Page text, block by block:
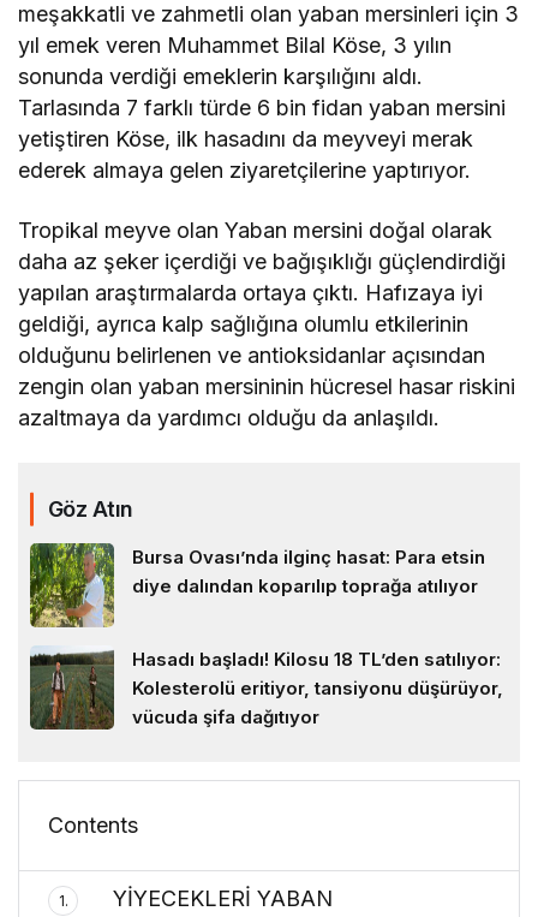
meşakkatli ve zahmetli olan yaban mersinleri için 3
yıl emek veren Muhammet Bilal Köse, 3 yılın
sonunda verdiği emeklerin karşılığını aldı.
Tarlasında 7 farklı türde 6 bin fidan yaban mersini
yetiştiren Köse, ilk hasadını da meyveyi merak
ederek almaya gelen ziyaretçilerine yaptırıyor.
Tropikal meyve olan Yaban mersini doğal olarak
daha az şeker içerdiği ve bağışıklığı güçlendirdiği
yapılan araştırmalarda ortaya çıktı. Hafızaya iyi
geldiği, ayrıca kalp sağlığına olumlu etkilerinin
olduğunu belirlenen ve antioksidanlar açısından
zengin olan yaban mersininin hücresel hasar riskini
azaltmaya da yardımcı olduğu da anlaşıldı.
Göz Atın
Bursa Ovası’nda ilginç hasat: Para etsin
diye dalından koparılıp toprağa atılıyor
Hasadı başladı! Kilosu 18 TL’den satılıyor:
Kolesterolü eritiyor, tansiyonu düşürüyor,
vücuda şifa dağıtıyor
Contents
1.
YİYECEKLERİ YABAN